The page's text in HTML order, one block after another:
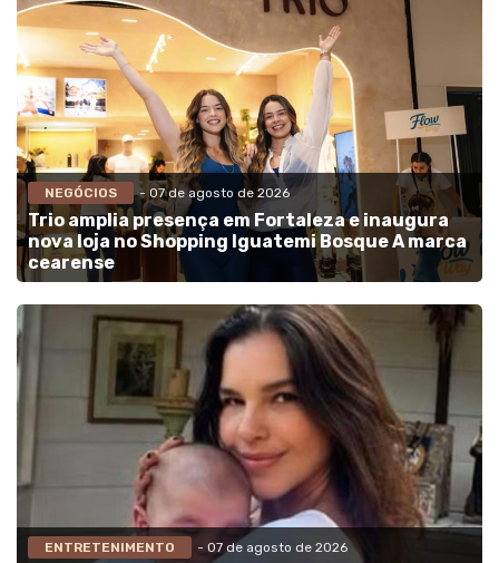
NEGÓCIOS - 07 de agosto de 2026
Trio amplia presença em Fortaleza e inaugura
nova loja no Shopping Iguatemi Bosque A marca
cearense
ENTRETENIMENTO - 07 de agosto de 2026